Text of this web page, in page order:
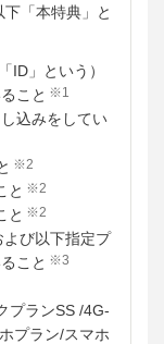
「本特典」と
ID」という）
こと ※1
込みをしてい
※2
と ※2
と ※2
よび以下指定プ
こと ※3
プランSS /4G-
プラン/スマホ